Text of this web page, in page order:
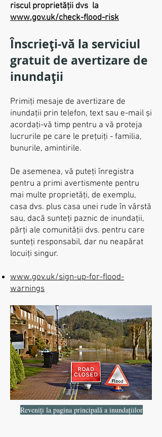
riscul proprietății dvs la
www.gov.uk/check-flood-risk
Înscrieți-vă la serviciul
gratuit de avertizare de
inundații
Primiți mesaje de avertizare de
inundații prin telefon, text sau e-mail și
acordați-vă timp pentru a vă proteja
lucrurile pe care le prețuiți - familia,
bunurile, amintirile.
De asemenea, vă puteți înregistra
pentru a primi avertismente pentru
mai multe proprietăți, de exemplu,
casa dvs. plus casa unei rude în vârstă
sau, dacă sunteți paznic de inundații,
părți ale comunității dvs. pentru care
sunteți responsabil, dar nu neapărat
locuiți singur.
www.gov.uk/sign-up-for-flood-
warnings
Reveniți la pagina principală a inundațiilor